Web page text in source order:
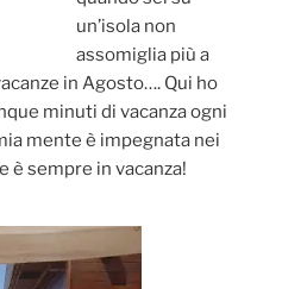
un’isola non
assomiglia più a
in Agosto…. Qui ho
minuti di vacanza ogni
mente è impegnata nei
è sempre in vacanza!